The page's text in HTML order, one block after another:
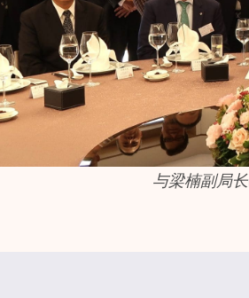
与梁楠副局